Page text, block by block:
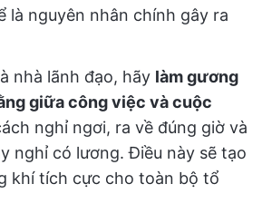
là nguyên nhân chính gây ra
nhà lãnh đạo, hãy làm gương
giữa công việc và cuộc
nghỉ ngơi, ra về đúng giờ và
nghỉ có lương. Điều này sẽ tạo
khí tích cực cho toàn bộ tổ